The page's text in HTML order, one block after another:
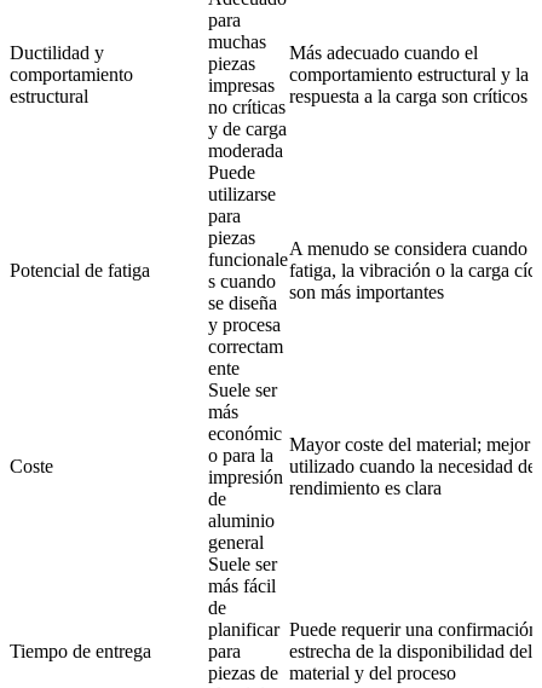
Ductilidad y
comportamiento
estructural
para
muchas
piezas
impresas
no críticas
y de carga
moderada
Más adecuado cuando el
comportamiento estructural y la
respuesta a la carga son críticos
Potencial de fatiga
Puede
utilizarse
para
piezas
funcionale
s cuando
se diseña
y procesa
correctam
ente
A menudo se considera cuando
fatiga, la vibración o la carga
son más importantes
Coste
Suele ser
más
económic
o para la
impresión
de
aluminio
general
Mayor coste del material; mejor
utilizado cuando la necesidad de
rendimiento es clara
Tiempo de entrega
Suele ser
más fácil
de
planificar
para
piezas de
Puede requerir una confirmación
estrecha de la disponibilidad del
material y del proceso